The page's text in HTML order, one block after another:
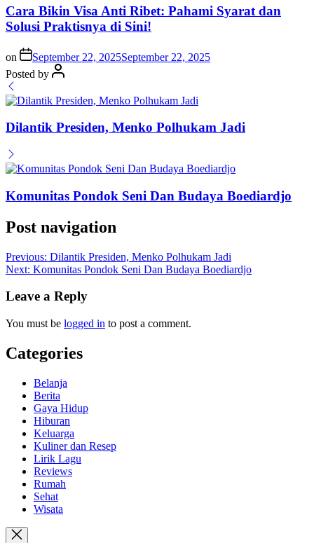
Cara Bikin Visa Anti Ribet: Pahami Syarat dan
Solusi Praktisnya di Sini!
on September 22, 2025September 22, 2025
Posted by
Dilantik Presiden, Menko Polhukam Jadi
Komunitas Pondok Seni Dan Budaya Boediardjo
Post navigation
Previous: Dilantik Presiden, Menko Polhukam Jadi
Next: Komunitas Pondok Seni Dan Budaya Boediardjo
Leave a Reply
You must be logged in to post a comment.
Categories
Belanja
Berita
Gaya Hidup
Hiburan
Keluarga
Kuliner dan Resep
Lirik Lagu
Reviews
Rumah
Sehat
Wisata